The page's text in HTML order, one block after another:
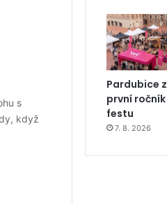
s
když
Pardubice
první ročník
festu
7. 8. 2026